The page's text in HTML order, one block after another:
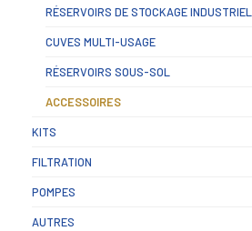
RÉSERVOIRS DE STOCKAGE INDUSTRIEL
CUVES MULTI-USAGE
RÉSERVOIRS SOUS-SOL
ACCESSOIRES
KITS
FILTRATION
POMPES
AUTRES